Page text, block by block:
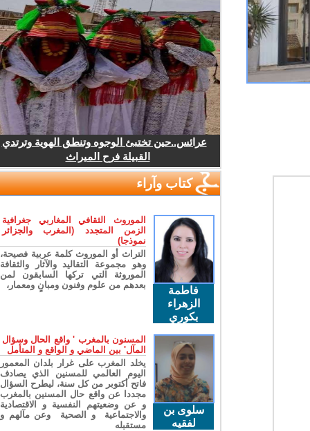
عرائس..حين تختبئ الوجوه وتنطق الهوية وترتدي
القبيلة فرح الميراث
كتاب وآراء
فاطمة
الزهراء
بكوري
الموروث الثقافي المغاربي جغرافية
الزمن المتجدد (المغرب والجزائر
نموذجا)
التراث أو الموروث كلمة عربية فصيحة،
وهو مجموعة التقاليد والآثار والثقافة
الموروثة التي تركها السابقون لمن
بعدهم من علوم وفنون ومبانٍ ومعمار،
سلوى بن
لفقيه
المسنون بالمغرب ' واقع الحال وسؤال
المآل' بين الماضي و الواقع و المتأمل
يخلد المغرب على غرار بلدان المعمور
اليوم العالمي للمسنين الذي يصادف
فاتح أكتوبر من كل سنة، ليطرح السؤال
مجددا عن واقع حال المسنين بالمغرب
و عن وضعيتهم النفسية و الاقتصادية
والاجتماعية و الصحية وعن مآلهم و
مستقبله